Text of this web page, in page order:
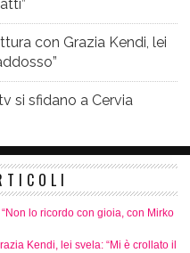
con Grazia Kendi, lei
si sfidano a Cervia
lo ricordo con gioia, con Mirko
Kendi, lei svela: “Mi è crollato il